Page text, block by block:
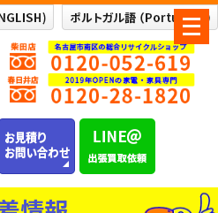
メ
ニ
ュ
ー